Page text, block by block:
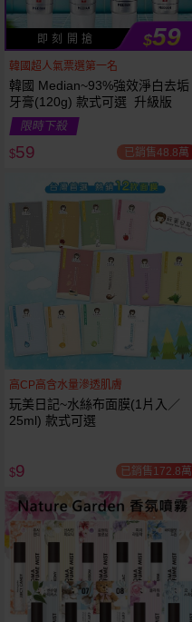
即 刻 開 搶 $59
韓國超人氣票選第一名
韓國 Median~93%強效淨白去垢
牙膏(120g) 款式可選 升級版
限時下殺
$59 已銷售48.8萬
高CP高含水量滲透肌膚
玩美日記~水絲布面膜(1片入／
25ml) 款式可選
$9 已銷售172.8萬